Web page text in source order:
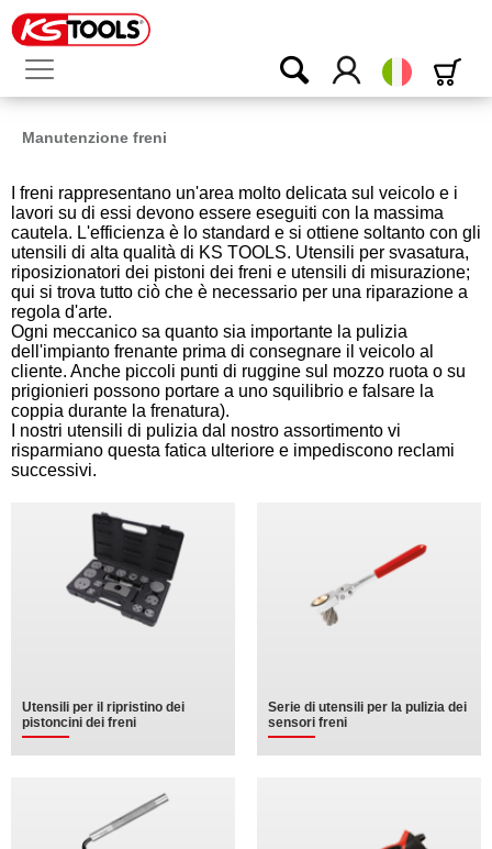
Italiano
Manutenzione freni
I freni rappresentano un'area molto delicata sul veicolo e i
lavori su di essi devono essere eseguiti con la massima
cautela. L'efficienza è lo standard e si ottiene soltanto con gli
utensili di alta qualità di KS TOOLS. Utensili per svasatura,
riposizionatori dei pistoni dei freni e utensili di misurazione;
qui si trova tutto ciò che è necessario per una riparazione a
regola d'arte.
Ogni meccanico sa quanto sia importante la pulizia
dell'impianto frenante prima di consegnare il veicolo al
cliente. Anche piccoli punti di ruggine sul mozzo ruota o su
prigionieri possono portare a uno squilibrio e falsare la
coppia durante la frenatura).
I nostri utensili di pulizia dal nostro assortimento vi
risparmiano questa fatica ulteriore e impediscono reclami
successivi.
Utensili per il ripristino dei
pistoncini dei freni
Serie di utensili per la pulizia dei
sensori freni